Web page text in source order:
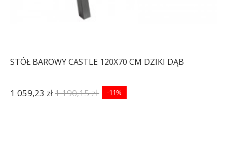
STÓŁ BAROWY CASTLE 120X70 CM DZIKI DĄB
1 059,23 zł1 190,15 zł -11%